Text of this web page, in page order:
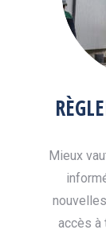
Mieux
accès à